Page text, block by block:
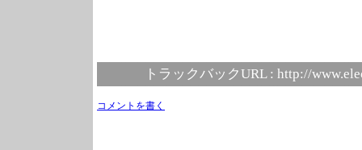
トラックバックURL : http://
コメントを書く